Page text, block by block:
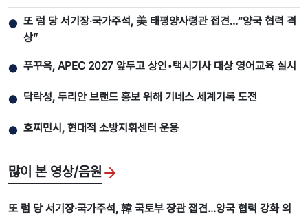
● 또 럼 당 서기장‧국가주석, 美 태평양사령관 접견…“양국 협력 격
상”
● 푸꾸옥, APEC 2027 앞두고 상인•택시기사 대상 영어교육 실시
● 닥락성, 두리안 브랜드 홍보 위해 기네스 세계기록 도전
● 호찌민시, 현대적 소방지휘센터 운용
많이 본 영상/음원
또 럼 당 서기장·국가주석, 韓 국토부 장관 접견…양국 협력 강화 의